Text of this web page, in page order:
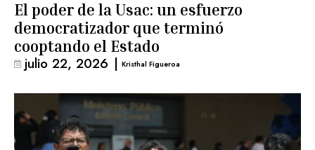
El poder de la Usac: un esfuerzo
democratizador que terminó
cooptando el Estado
julio 22, 2026 | Kristhal Figueroa